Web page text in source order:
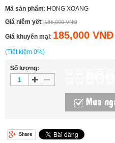
Mã sản phẩm: HONG XOANG
Giá niêm yết: 185,000 VNĐ
Giá khuyến mại: 185,000 VNĐ
(Tiết kiệm 0%)
Số lượng:
Mua